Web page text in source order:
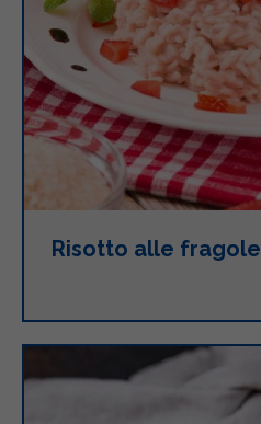
Risotto alle fragole